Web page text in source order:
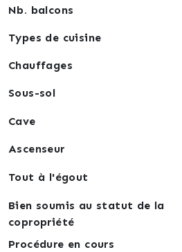
Nb. balcons
Types de cuisine
Chauffages
Sous-sol
Cave
Ascenseur
Tout à l'égout
Bien soumis au statut de la
copropriété
Procédure en cours